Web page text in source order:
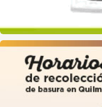
quilmes